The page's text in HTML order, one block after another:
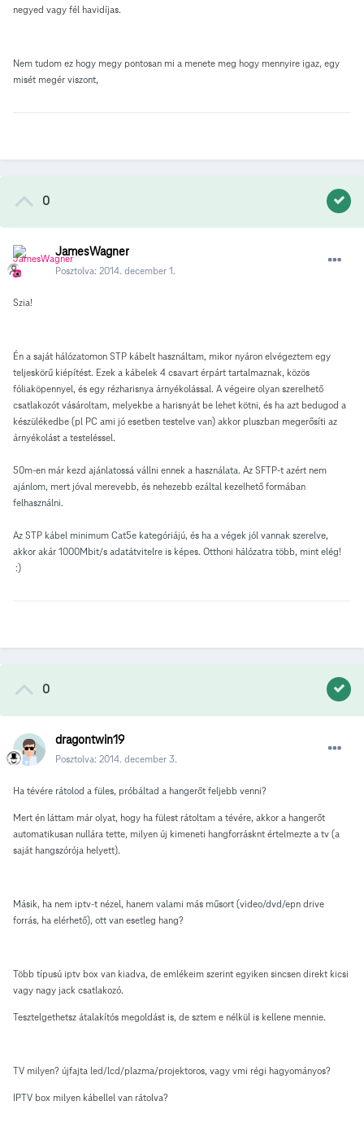
negyed vagy fél havidíjas.
Nem tudom ez hogy megy pontosan mi a menete meg hogy mennyire igaz, egy
misét megér viszont,
0
JamesWagner
Posztolva: 2014. december 1.
Szia!
Én a saját hálózatomon STP kábelt használtam, mikor nyáron elvégeztem egy
teljeskörű kiépítést. Ezek a kábelek 4 csavart érpárt tartalmaznak, közös
fóliaköpennyel, és egy rézharisnya árnyékolással. A végeire olyan szerelhető
csatlakozót vásároltam, melyekbe a harisnyát be lehet kötni, és ha azt bedugod a
készülékedbe (pl PC ami jó esetben testelve van) akkor pluszban megerősíti az
árnyékolást a testeléssel.
50m-en már kezd ajánlatossá vállni ennek a használata. Az SFTP-t azért nem
ajánlom, mert jóval merevebb, és nehezebb ezáltal kezelhető formában
felhasználni.
Az STP kábel minimum Cat5e kategóriájú, és ha a végek jól vannak szerelve,
akkor akár 1000Mbit/s adatátvitelre is képes. Otthoni hálózatra több, mint elég!
:)
0
dragontwin19
Posztolva: 2014. december 3.
Ha tévére rátolod a füles, próbáltad a hangerőt feljebb venni?
Mert én láttam már olyat, hogy ha fülest rátoltam a tévére, akkor a hangerőt
automatikusan nullára tette, milyen új kimeneti hangforrásknt értelmezte a tv (a
saját hangszórója helyett).
Másik, ha nem iptv-t nézel, hanem valami más műsort (video/dvd/epn drive
forrás, ha elérhető), ott van esetleg hang?
Több típusú iptv box van kiadva, de emlékeim szerint egyiken sincsen direkt kicsi
vagy nagy jack csatlakozó.
Tesztelgethetsz átalakítós megoldást is, de sztem e nélkül is kellene mennie.
TV milyen? újfajta led/lcd/plazma/projektoros, vagy vmi régi hagyományos?
IPTV box milyen kábellel van rátolva?